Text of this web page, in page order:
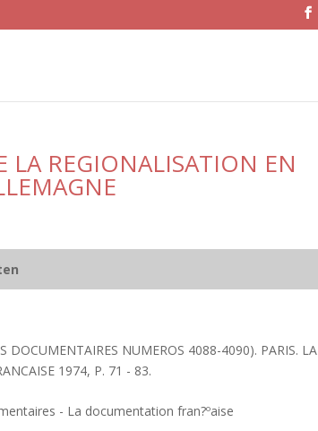
LA REGIONALISATION EN
DOCUMENTAIRES NUMEROS 4088-4090). PARIS. LA
1974, P. 71 - 83.
- La documentation fran?ºaise